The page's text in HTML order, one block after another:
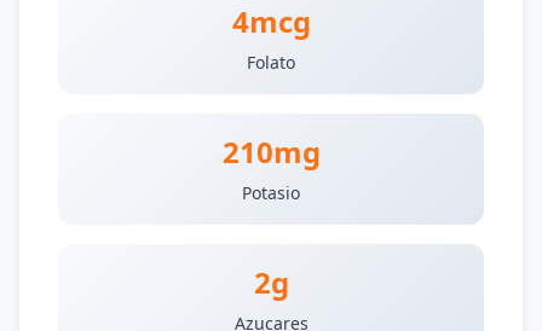
4mcg
Folato
210mg
Potasio
2g
Azucares